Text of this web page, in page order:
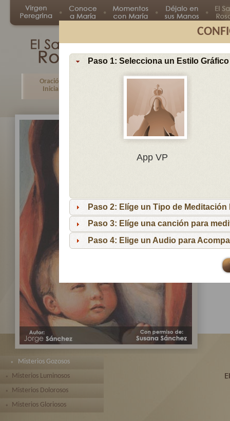
Paso 1: Selecciona un Estilo Gráfico
App VP
Paso 2: Elíge un Tipo de Meditación
Paso 3: Elíge una canción para
Paso 4: Elige un Audio para
Oración
Inicial
Misterio
Misterios Gozosos
Misterios Luminosos
Misterios Dolorosos
Misterios Gloriosos